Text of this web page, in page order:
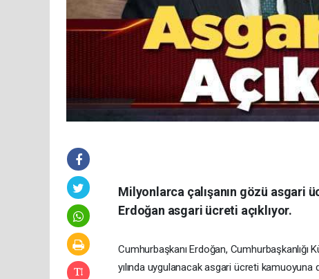
Milyonlarca çalışanın gözü asgari
Erdoğan asgari ücreti açıklıyor.
Cumhurbaşkanı Erdoğan, Cumhurbaşkanlığı
yılında uygulanacak asgari ücreti kamuoyuna